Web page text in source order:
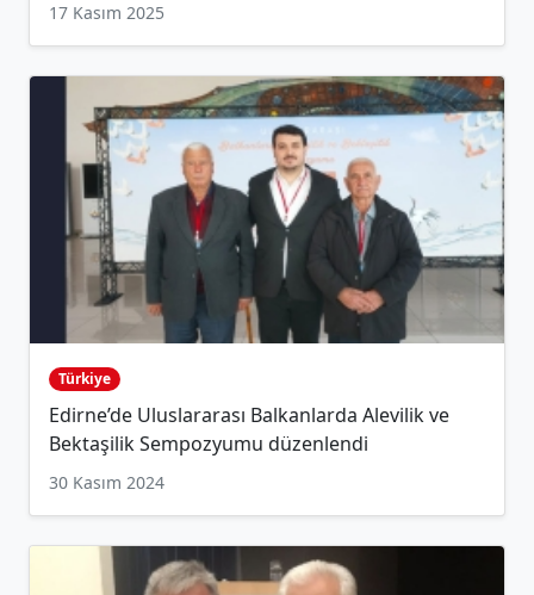
17 Kasım 2025
Türkiye
Edirne’de Uluslararası Balkanlarda Alevilik ve
Bektaşilik Sempozyumu düzenlendi
30 Kasım 2024